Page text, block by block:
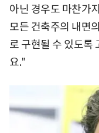
아닌 경우도 마찬가
모든 건축주의 내면
로 구현될 수 있도록
요."